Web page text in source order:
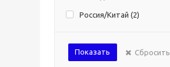
Россия/Китай (2)
Показать Сбросить